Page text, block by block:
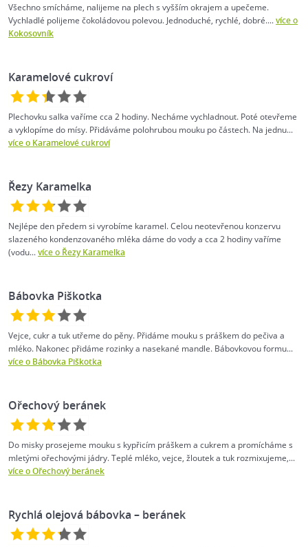
Všechno smícháme, nalijeme na plech s vyšším okrajem a upečeme.
Vychladlé polijeme čokoládovou polevou. Jednoduché, rychlé, dobré....více o
Kokosovník
Karamelové cukroví
Plechovku salka vaříme cca 2 hodiny. Necháme vychladnout. Poté otevřeme
a vyklopíme do mísy. Přidáváme polohrubou mouku po částech. Na jednu...
více o Karamelové cukroví
Řezy Karamelka
Nejlépe den předem si vyrobíme karamel. Celou neotevřenou konzervu
slazeného kondenzovaného mléka dáme do vody a cca 2 hodiny vaříme
(vodu...více o Řezy Karamelka
Bábovka Piškotka
Vejce, cukr a tuk utřeme do pěny. Přidáme mouku s práškem do pečiva a
mléko. Nakonec přidáme rozinky a nasekané mandle. Bábovkovou formu...
více o Bábovka Piškotka
Ořechový beránek
Do misky prosejeme mouku s kypřicím práškem a cukrem a promícháme s
mletými ořechovými jádry. Teplé mléko, vejce, žloutek a tuk rozmixujeme,...
více o Ořechový beránek
Rychlá olejová bábovka – beránek